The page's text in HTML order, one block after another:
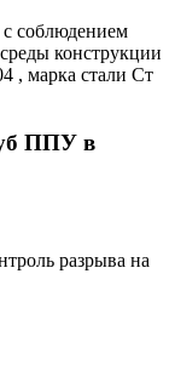
соблюдением
конструкции
, марка стали Ст
ППУ в
разрыва на